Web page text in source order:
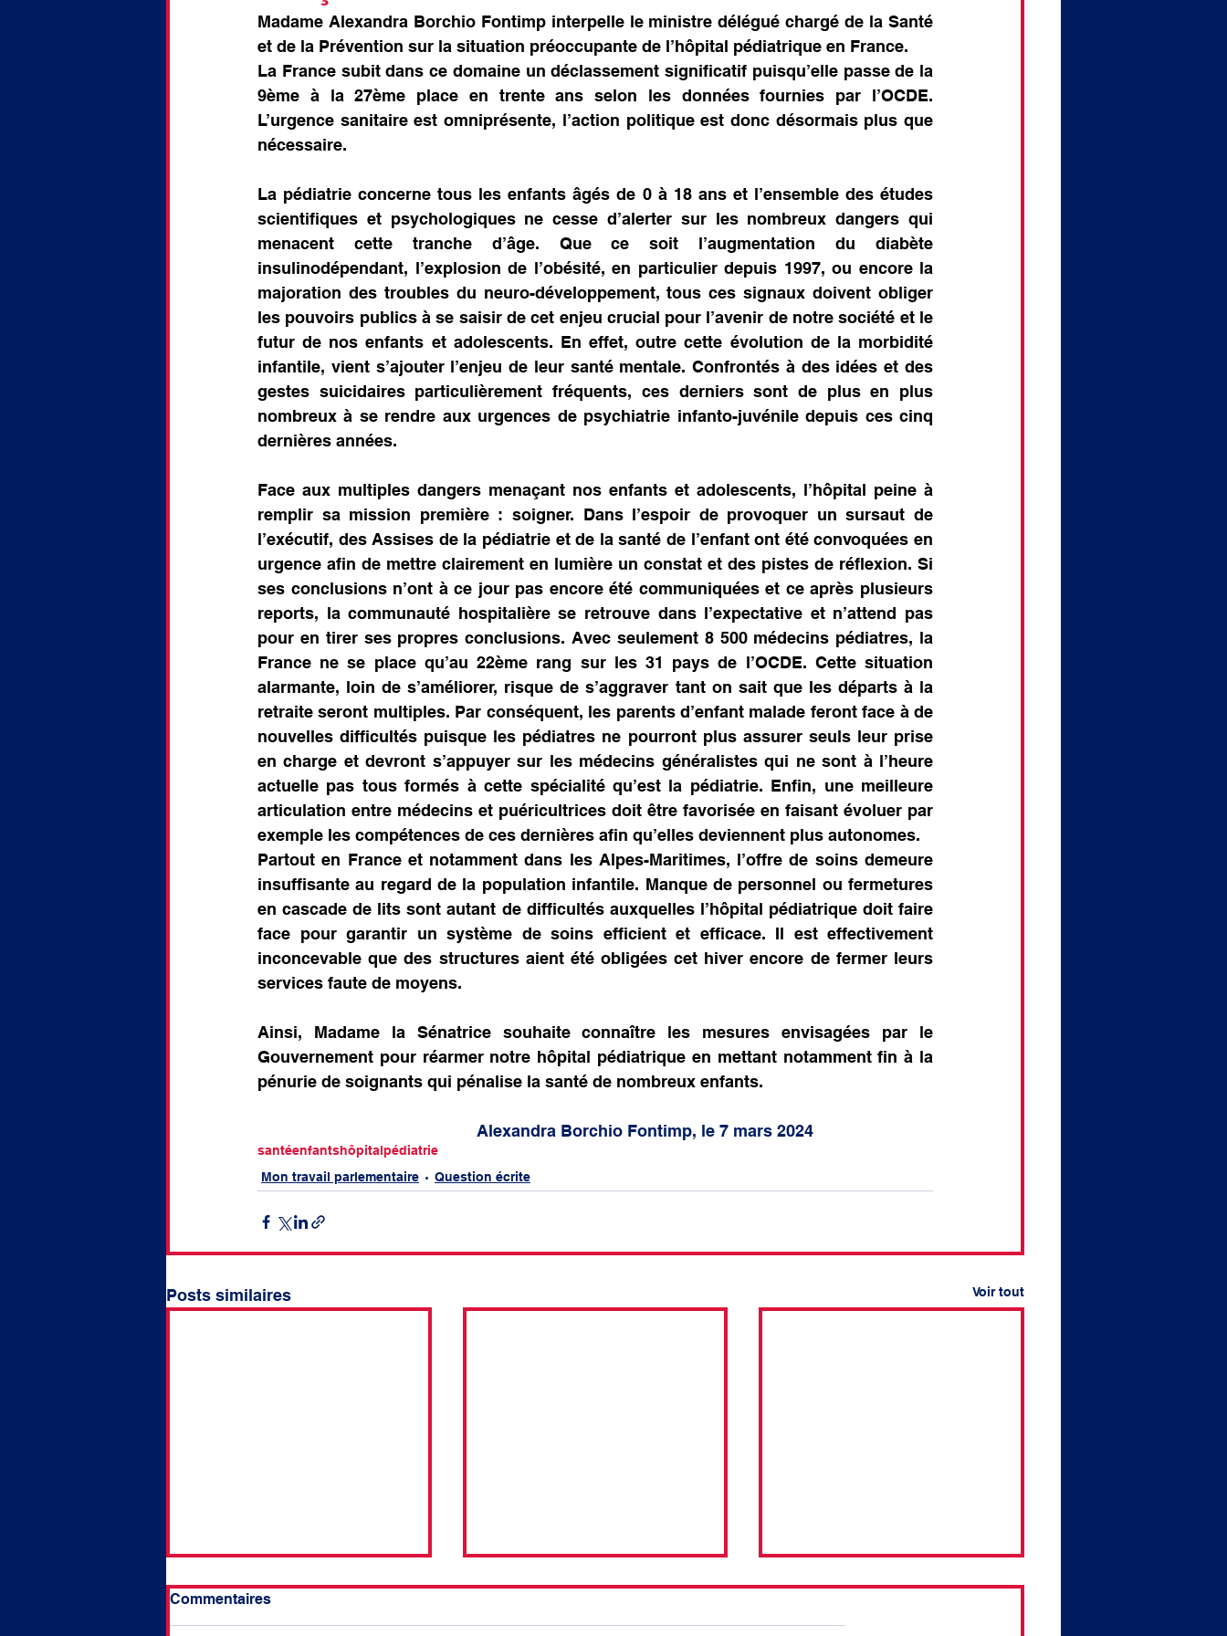
doctorat Discussion générale
Madame Alexandra Borchio Fontimp interpelle le ministre délégué chargé de la Santé
et de la Prévention sur la situation préoccupante de l’hôpital pédiatrique en France.
La France subit dans ce domaine un déclassement significatif puisqu’elle passe de la
9ème à la 27ème place en trente ans selon les données fournies par l’OCDE.
L’urgence sanitaire est omniprésente, l’action politique est donc désormais plus que
nécessaire.
La pédiatrie concerne tous les enfants âgés de 0 à 18 ans et l’ensemble des études
scientifiques et psychologiques ne cesse d’alerter sur les nombreux dangers qui
menacent cette tranche d’âge. Que ce soit l’augmentation du diabète
insulinodépendant, l’explosion de l’obésité, en particulier depuis 1997, ou encore la
majoration des troubles du neuro-développement, tous ces signaux doivent obliger
les pouvoirs publics à se saisir de cet enjeu crucial pour l’avenir de notre société et le
futur de nos enfants et adolescents. En effet, outre cette évolution de la morbidité
infantile, vient s’ajouter l’enjeu de leur santé mentale. Confrontés à des idées et des
gestes suicidaires particulièrement fréquents, ces derniers sont de plus en plus
nombreux à se rendre aux urgences de psychiatrie infanto-juvénile depuis ces cinq
dernières années.
Face aux multiples dangers menaçant nos enfants et adolescents, l’hôpital peine à
remplir sa mission première : soigner. Dans l’espoir de provoquer un sursaut de
l’exécutif, des Assises de la pédiatrie et de la santé de l’enfant ont été convoquées en
urgence afin de mettre clairement en lumière un constat et des pistes de réflexion. Si
ses conclusions n’ont à ce jour pas encore été communiquées et ce après plusieurs
reports, la communauté hospitalière se retrouve dans l’expectative et n’attend pas
pour en tirer ses propres conclusions. Avec seulement 8 500 médecins pédiatres, la
France ne se place qu’au 22ème rang sur les 31 pays de l’OCDE. Cette situation
alarmante, loin de s’améliorer, risque de s’aggraver tant on sait que les départs à la
retraite seront multiples. Par conséquent, les parents d’enfant malade feront face à de
nouvelles difficultés puisque les pédiatres ne pourront plus assurer seuls leur prise
en charge et devront s’appuyer sur les médecins généralistes qui ne sont à l’heure
actuelle pas tous formés à cette spécialité qu’est la pédiatrie. Enfin, une meilleure
articulation entre médecins et puéricultrices doit être favorisée en faisant évoluer par
exemple les compétences de ces dernières afin qu’elles deviennent plus autonomes.
Partout en France et notamment dans les Alpes-Maritimes, l’offre de soins demeure
insuffisante au regard de la population infantile. Manque de personnel ou fermetures
en cascade de lits sont autant de difficultés auxquelles l’hôpital pédiatrique doit faire
face pour garantir un système de soins efficient et efficace. Il est effectivement
inconcevable que des structures aient été obligées cet hiver encore de fermer leurs
services faute de moyens.
Ainsi, Madame la Sénatrice souhaite connaître les mesures envisagées par le
Gouvernement pour réarmer notre hôpital pédiatrique en mettant notamment fin à la
pénurie de soignants qui pénalise la santé de nombreux enfants.
						Alexandra Borchio Fontimp, le 7 mars 2024
santéenfantshôpitalpédiatrie
Mon travail parlementaire
Question écrite
Posts similaires Voir tout
Commentaires